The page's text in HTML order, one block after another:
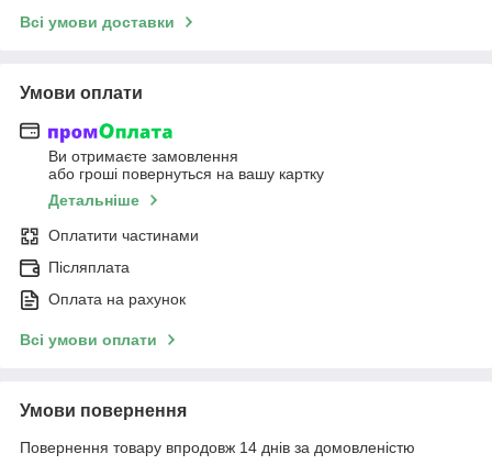
Всі умови доставки
Умови оплати
Ви отримаєте замовлення
або гроші повернуться на вашу картку
Детальніше
Оплатити частинами
Післяплата
Оплата на рахунок
Всі умови оплати
Умови повернення
Повернення товару впродовж 14 днів за домовленістю